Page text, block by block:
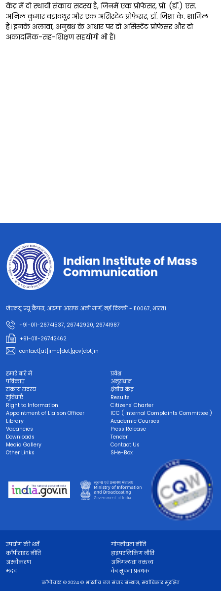
केंद्र में दो स्थायी संकाय सदस्य हैं, जिनमें एक प्रोफेसर, प्रो. (डॉ.) एस.
अनिल कुमार वडावथूर और एक असिस्टेंट प्रोफेसर, डॉ. जिशा के. शामिल
हैं। इनके अलावा, अनुबंध के आधार पर दो असिस्टेंट प्रोफेसर और दो
अकादमिक-सह-शिक्षण सहयोगी भी हैं।
जेएनयू न्यू कैंपस, अरुणा आसफ अली मार्ग, नई दिल्ली - 110067, भारत।
+91-011-26741537, 26742920, 26741987
+91-011-26742462
contact[at]iimc[dot]gov[dot]in
हमारे बारे में
प्रवेश
पत्रिकाएं
अनुसंधान
संकाय सदस्य
क्षेत्रीय केंद्र
सुविधाएँ
Results
Right to Information
Citizens' Charter
Appointment of Liaison Officer
ICC ( Internal Complaints Committee )
Library
Academic Courses
Vacancies
Press Release
Downloads
Tender
Media Gallery
Contact Us
Other Links
SHe-Box
उपयोग की शर्तें
गोपनीयता नीति
कॉपीराइट नीति
हाइपरलिंकिंग नीति
अस्वीकरण
अभिगम्यता वक्तव्य
मदद
वेब सूचना प्रबंधक
कॉपीराइट © 2024 © भारतीय जन संचार संस्थान, सर्वाधिकार सुरक्षित